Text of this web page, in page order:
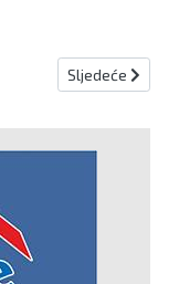
Davidu Komšiću za
Sljedeći
Sljedeće